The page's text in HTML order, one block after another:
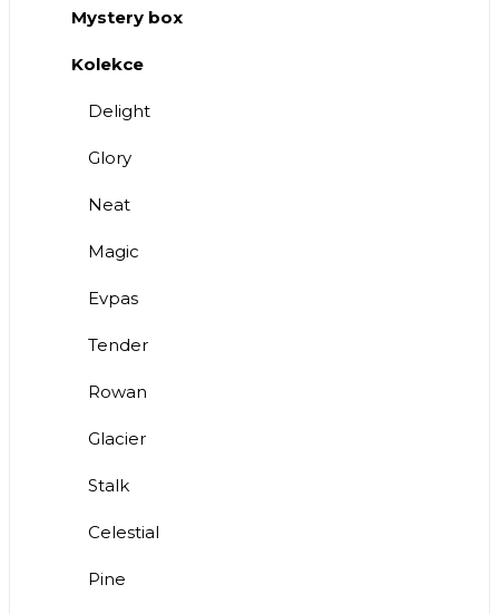
Mystery box
Kolekce
Delight
Glory
Neat
Magic
Evpas
Tender
Rowan
Glacier
Stalk
Celestial
Pine